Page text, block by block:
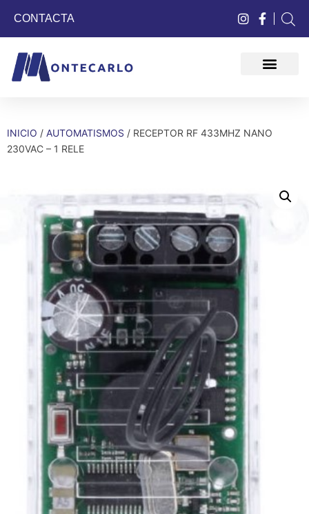
CONTACTA
INICIO / AUTOMATISMOS / RECEPTOR RF 433MHZ NANO
230VAC – 1 RELE